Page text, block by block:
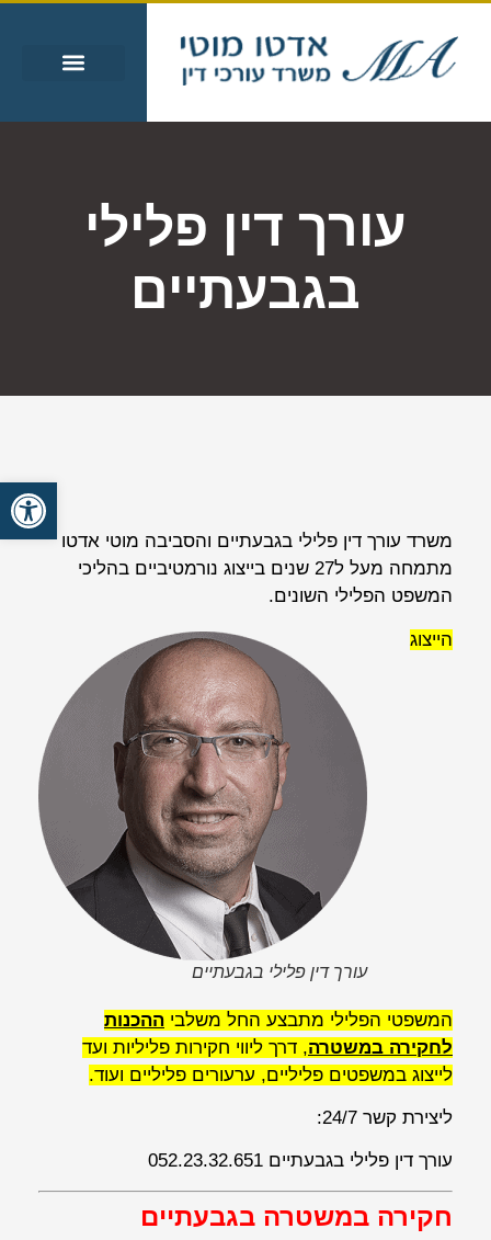
עורך דין פלילי
בגבעתיים
משרד עורך דין פלילי בגבעתיים והסביבה מוטי אדטו
מתמחה מעל ל27 שנים בייצוג נורמטיביים בהליכי
המשפט הפלילי השונים.
עורך דין פלילי בגבעתיים
הייצוג
המשפטי הפלילי מתבצע החל משלבי ההכנות
לחקירה במשטרה, דרך ליווי חקירות פליליות ועד
לייצוג במשפטים פליליים, ערעורים פליליים ועוד.
ליצירת קשר 24/7:
עורך דין פלילי בגבעתיים 052.23.32.651
חקירה במשטרה בגבעתיים
פתח